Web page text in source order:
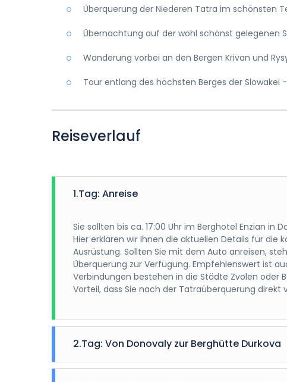
Überquerung der Niederen Tatra im schönsten
Übernachtung auf der wohl schönst gelegenen
Wanderung vorbei an den Bergen Krivan und
Tour entlang des höchsten Berges der Slowakei
Reiseverlauf
1.Tag: Anreise
Sie sollten bis ca. 17:00 Uhr im Berghotel Enzian in
Hier erklären wir Ihnen die aktuellen Details für
Ausrüstung. Sollten Sie mit dem Auto anreisen,
Überquerung zur Verfügung. Empfehlenswert ist
Verbindungen bestehen in die Städte Zvolen oder
Vorteil, dass Sie nach der Tatraüberquerung
2.Tag: Von Donovaly zur Berghütte Durkova
Nach dem Frühstück starten wir direkt von der